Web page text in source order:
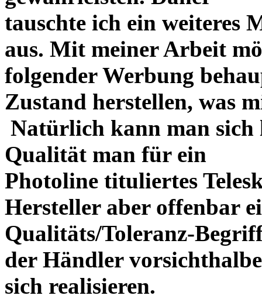
tauschte ich ein weiteres
aus. Mit meiner Arbeit
folgender Werbung
Zustand herstellen, was
Natürlich kann man sich
Qualität man für ein
Photoline tituliertes
Hersteller aber offenbar
Qualitäts/Toleranz-
der Händler
sich realisieren.